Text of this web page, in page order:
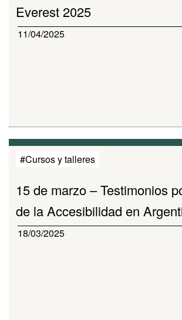
Everest 2025
11/04/2025
#Cursos y talleres
15 de marzo – Testimonios
de la Accesibilidad en
18/03/2025